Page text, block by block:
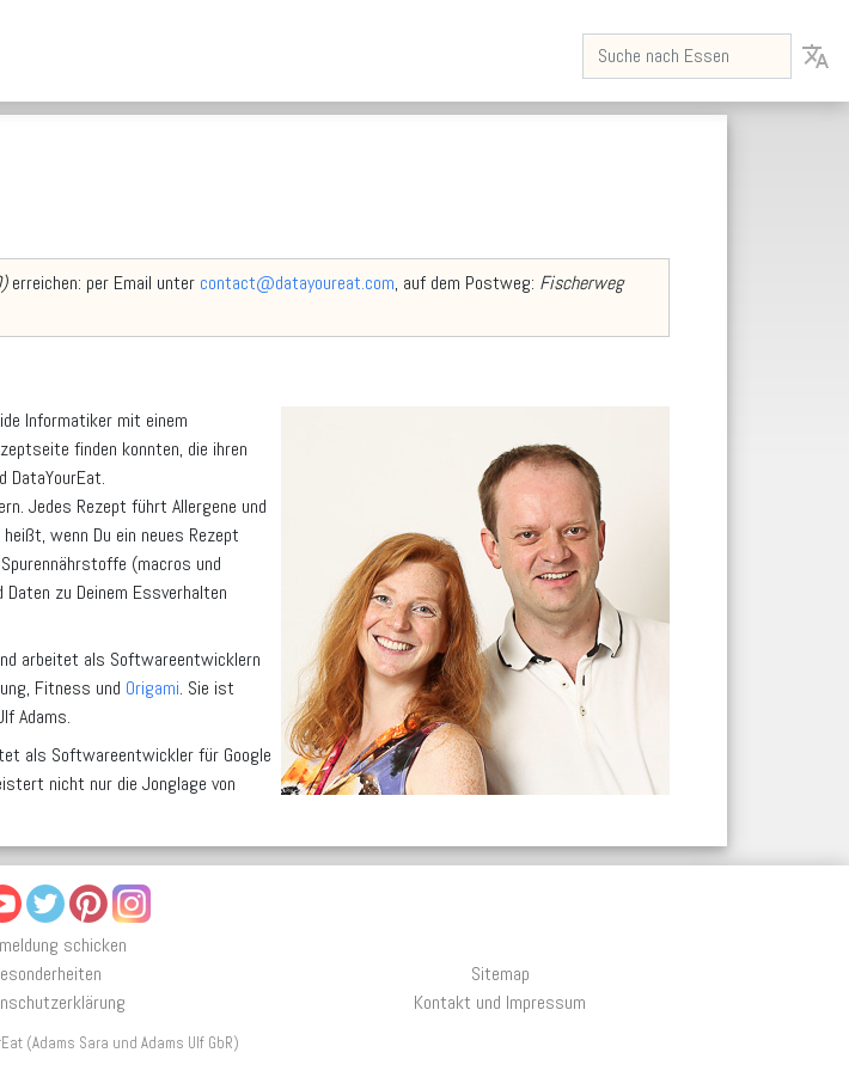
translate
erreichen: per Email unter contact@datayoureat.com, auf dem Postweg: Fischerweg
Informatiker mit einem
finden konnten, die ihren
DataYourEat.
Jedes Rezept führt Allergene und
wenn Du ein neues Rezept
(macros und
zu Deinem Essverhalten
arbeitet als Softwareentwicklern
Fitness und Origami. Sie ist
Adams.
als Softwareentwickler für Google
nicht nur die Jonglage von
YouTubeTwitterPinterestInstagram
schicken
Sitemap
Kontakt und Impressum
(Adams Sara und Adams Ulf GbR)